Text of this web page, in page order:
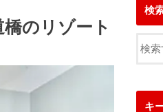
のリゾート
検
キ